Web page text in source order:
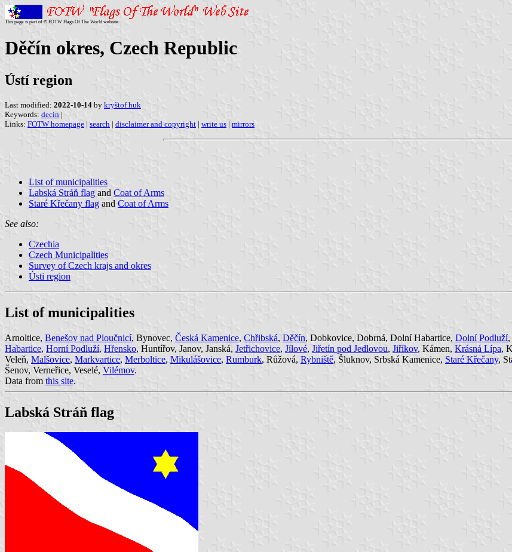
This page is part of © FOTW Flags Of The World website
Děčín okres, Czech Republic
Ústí region
Last modified: 2022-10-14 by kryštof huk
Keywords: decin |
Links: FOTW homepage | search | disclaimer and copyright | write us | mirrors
List of municipalities
Labská Stráň flag and Coat of Arms
Staré Křečany flag and Coat of Arms
See also:
Czechia
Czech Municipalities
Survey of Czech krajs and okres
Ústi region
List of municipalities
Arnoltice, Benešov nad Ploučnicí, Bynovec, Česká Kamenice, Chřibská, Děčín, Dobkovice, Dobrná, Dolní Habartice, Dolní Podluží,
Habartice, Horní Podluží, Hřensko, Huntířov, Janov, Janská, Jetřichovice, Jílové, Jiřetín pod Jedlovou, Jiříkov, Kámen, Krásná Lípa,
Veleň, Malšovice, Markvartice, Merboltice, Mikulášovice, Rumburk, Růžová, Rybniště, Šluknov, Srbská Kamenice, Staré Křečany,
Šenov, Verneřice, Veselé, Vilémov.
Data from this site.
Labská Stráň flag